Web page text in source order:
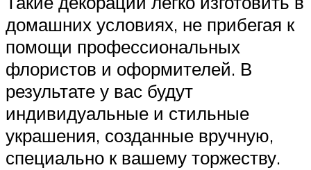
домашних условиях, не прибегая к
помощи профессиональных
флористов и оформителей. В
результате у вас будут
индивидуальные и стильные
украшения, созданные вручную,
специально к вашему торжеству.